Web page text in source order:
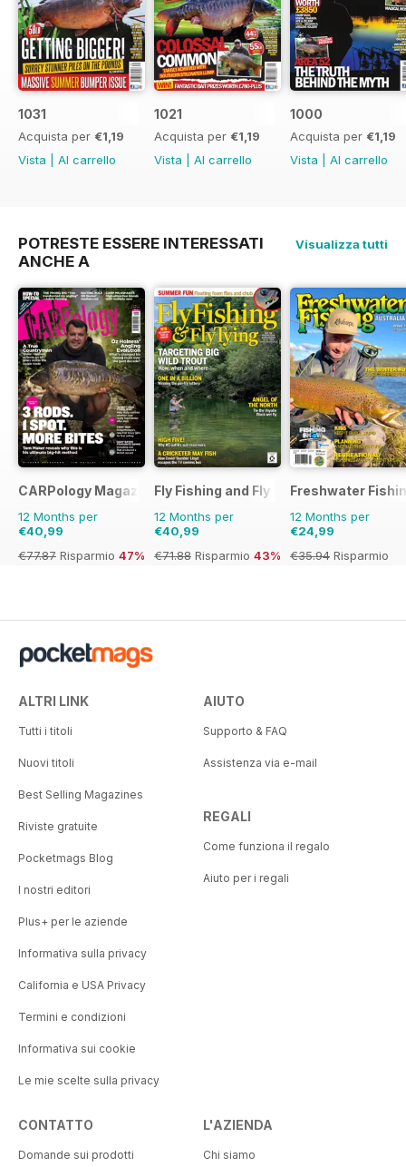
1031
Acquista per €1,19
Vista
Al carrello
1021
Acquista per €1,19
Vista
Al carrello
1000
Acquista per €1,19
Vista
Al carrello
POTRESTE ESSERE INTERESSATI
ANCHE A
Visualizza tutti
CARPology Magazine
12 Months per
€40,99
€77.87 Risparmio 47%
Fly Fishing and Fly Tying
12 Months per
€40,99
€71.88 Risparmio 43%
Freshwater
12 Months per
€24,99
€35.94 Risparmio
ALTRI LINK
Tutti i titoli
Nuovi titoli
Best Selling Magazines
Riviste gratuite
Pocketmags Blog
I nostri editori
Plus+ per le aziende
Informativa sulla privacy
California e USA Privacy
Termini e condizioni
Informativa sui cookie
Le mie scelte sulla privacy
AIUTO
Supporto & FAQ
Assistenza via e-mail
REGALI
Come funziona il regalo
Aiuto per i regali
CONTATTO
Domande sui prodotti
L'AZIENDA
Chi siamo